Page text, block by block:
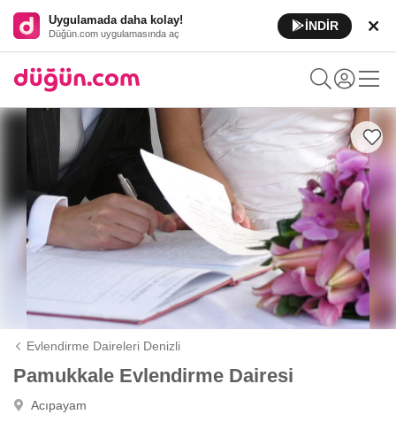
Uygulamada daha kolay!
Düğün.com uygulamasında aç
İNDİR
Evlendirme Daireleri Denizli
Pamukkale Evlendirme Dairesi
Acıpayam